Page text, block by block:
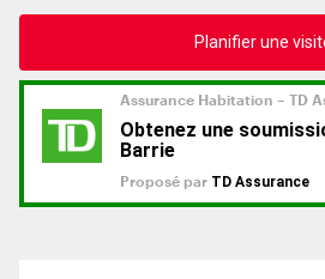
Planifier une